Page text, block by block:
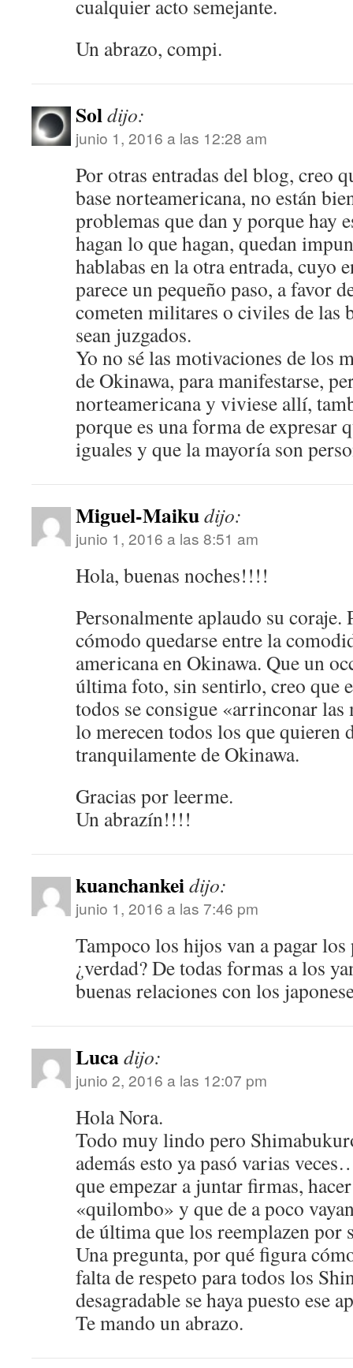
cualquier acto semejante.
Un abrazo, compi.
Soldijo:
junio 1, 2016 a las 12:28 am
Por otras entradas del blog, creo
base norteamericana, no están
problemas que dan y porque hay
hagan lo que hagan, quedan
hablabas en la otra entrada, cuyo
parece un pequeño paso, a favor
cometen militares o civiles de las
sean juzgados.
Yo no sé las motivaciones de los
de Okinawa, para manifestarse,
norteamericana y viviese allí,
porque es una forma de expresar
iguales y que la mayoría son
Miguel-Maikudijo:
junio 1, 2016 a las 8:51 am
Hola, buenas noches!!!!
Personalmente aplaudo su coraje.
cómodo quedarse entre la
americana en Okinawa. Que un
última foto, sin sentirlo, creo que
todos se consigue «arrinconar las
lo merecen todos los que quieren
tranquilamente de Okinawa.
Gracias por leerme.
Un abrazín!!!!
kuanchankeidijo:
junio 1, 2016 a las 7:46 pm
Tampoco los hijos van a pagar los
¿verdad? De todas formas a los
buenas relaciones con los
Lucadijo:
junio 2, 2016 a las 12:07 pm
Hola Nora.
Todo muy lindo pero
además esto ya pasó varias
que empezar a juntar firmas,
«quilombo» y que de a poco
de última que los reemplazen
Una pregunta, por qué figura
falta de respeto para todos los
desagradable se haya puesto ese
Te mando un abrazo.